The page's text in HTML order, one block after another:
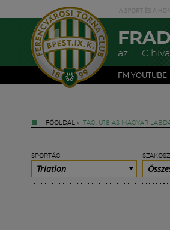
az FTC
FM YOUTUBE
FŐOLDAL » TAG: U18-AS MAGYAR
SPORTÁG
Triatlon